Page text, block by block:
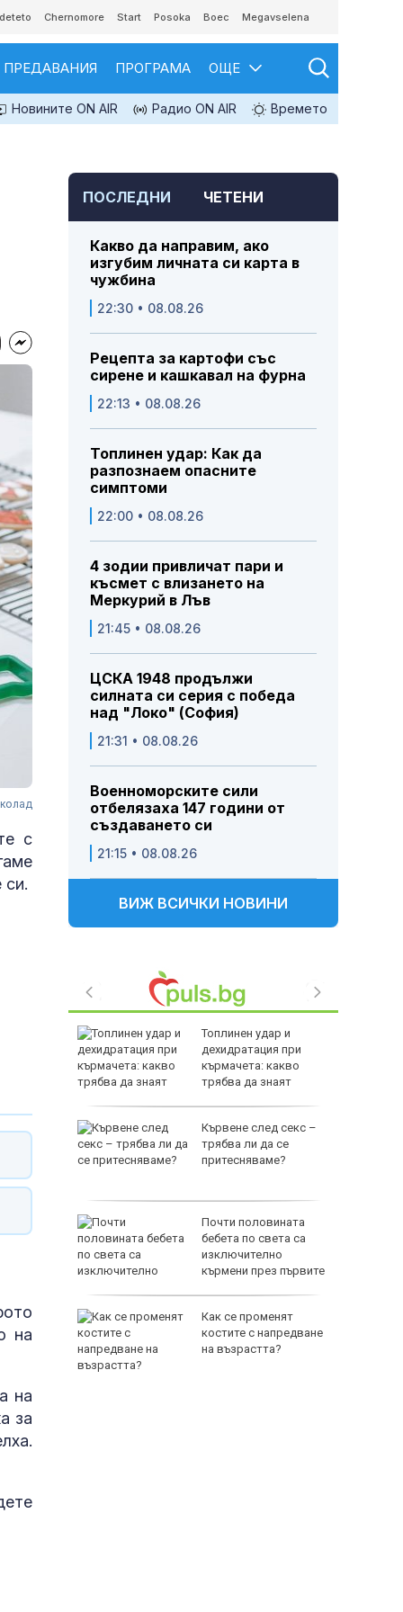
Chernomore Start Posoka Boec Megavselena
ПРЕДАВАНИЯ ПРОГРАМА ОЩЕ
Новините ON AIR Радио ON AIR Времето
с
си.
на
на
за
ПОСЛЕДНИ ЧЕТЕНИ
Какво да направим, ако
изгубим личната си карта в
чужбина
22:30 • 08.08.26
Рецепта за картофи със
сирене и кашкавал на фурна
22:13 • 08.08.26
Топлинен удар: Как да
разпознаем опасните
симптоми
22:00 • 08.08.26
4 зодии привличат пари и
късмет с влизането на
Меркурий в Лъв
21:45 • 08.08.26
ЦСКА 1948 продължи
силната си серия с победа
над "Локо" (София)
21:31 • 08.08.26
Военноморските сили
отбелязаха 147 години от
създаването си
21:15 • 08.08.26
ВИЖ ВСИЧКИ НОВИНИ
ще
В
край
Топлинен удар и
дехидратация при
кърмачета: какво
трябва да знаят
Кървене след секс –
трябва ли да се
притесняваме?
Почти половината
бебета по света са
изключително
кърмени през първите
Как се променят
костите с напредване
на възрастта?